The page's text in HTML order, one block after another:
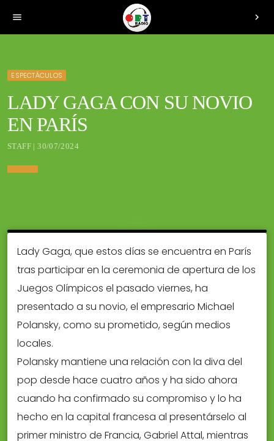
menu chevron_right
ESPECTÁCULOS
LADY GAGA CON SU NOVIO
EN PARÍS
STAFF | 30/07/2024
Lady Gaga, que estos días se encuentra en París
tras participar en la ceremonia de apertura de los
Juegos Olímpicos el pasado viernes, ha
presentado a su novio, el empresario Michael
Polansky, como su prometido, según medios
locales.
Polansky mantiene una relación con la diva del
pop desde hace cuatro años y ha sido ahora
cuando ha confirmado su compromiso y lo ha
hecho en la capital francesa al presentárselo al
primer ministro de Francia, Gabriel Attal, mientras